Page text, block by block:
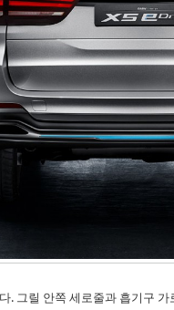
. 그릴 안쪽 세로줄과 흡기구